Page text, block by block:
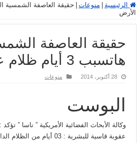
الرئيسية منوعات
الأرض
حقيقة العاصفة
هاتسبب 3 أيام ظلام على الأرض
28 أكتوبر، 2014 منوعات
البوست
وكالة الأبحاث الفضائية الأمريكية ” ناسا ” تؤكد :
عقوبة قاسية للبشرية : 03 أيام من الظلام الدامس في شهر